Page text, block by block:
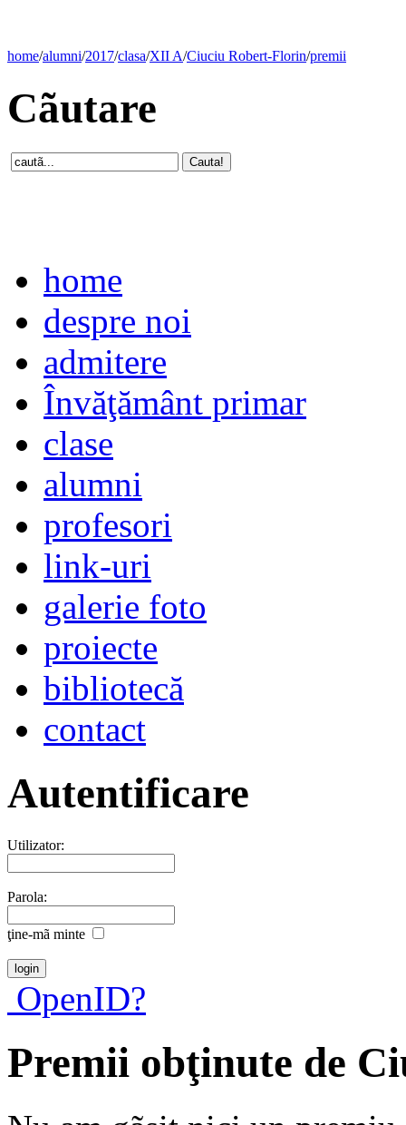
home/alumni/2017/clasa/XII A/Ciuciu Robert-Florin/premii
Cãutare
home
despre noi
admitere
Învăţământ primar
clase
alumni
profesori
link-uri
galerie foto
proiecte
bibliotecă
contact
Autentificare
Utilizator:
Parola:
ţine-mã minte
OpenID?
Premii obţinute de